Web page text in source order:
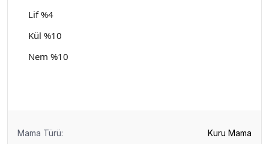
Lif %4
Kül %10
Nem %10
Mama Türü: Kuru Mama